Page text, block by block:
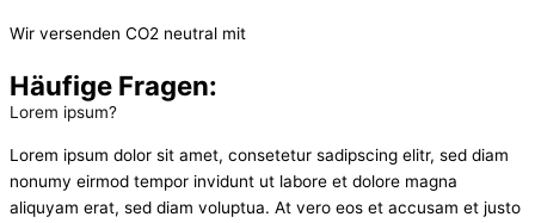
Wir versenden CO2 neutral mit
Häufige Fragen:
Lorem ipsum?
Lorem ipsum dolor sit amet, consetetur sadipscing elitr, sed diam
nonumy eirmod tempor invidunt ut labore et dolore magna
aliquyam erat, sed diam voluptua. At vero eos et accusam et justo